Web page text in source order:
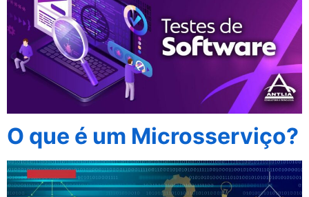
O que é um Microsserviço?